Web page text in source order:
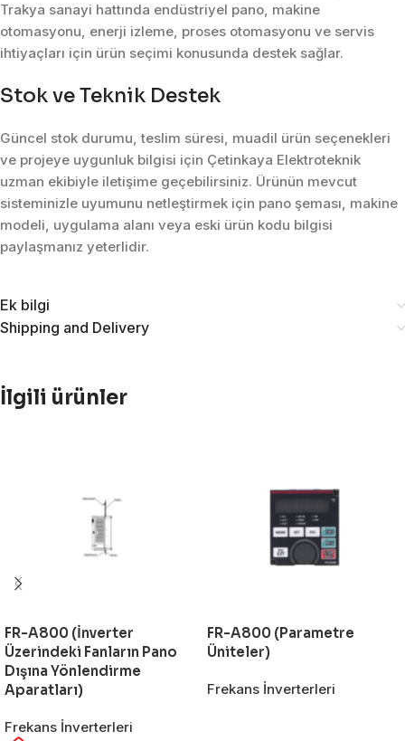
Trakya sanayi hattında endüstriyel pano, makine
otomasyonu, enerji izleme, proses otomasyonu ve servis
ihtiyaçları için ürün seçimi konusunda destek sağlar.
Stok ve Teknik Destek
Güncel stok durumu, teslim süresi, muadil ürün seçenekleri
ve projeye uygunluk bilgisi için Çetinkaya Elektroteknik
uzman ekibiyle iletişime geçebilirsiniz. Ürünün mevcut
sisteminizle uyumunu netleştirmek için pano şeması, makine
modeli, uygulama alanı veya eski ürün kodu bilgisi
paylaşmanız yeterlidir.
Ek bilgi
Shipping and Delivery
İlgili ürünler
FR-A800 (İnverter
Üzerindeki Fanların Pano
Dışına Yönlendirme
Aparatları)
Frekans İnverterleri
FR-A800 (Parametre
Üniteler)
Frekans İnverterleri